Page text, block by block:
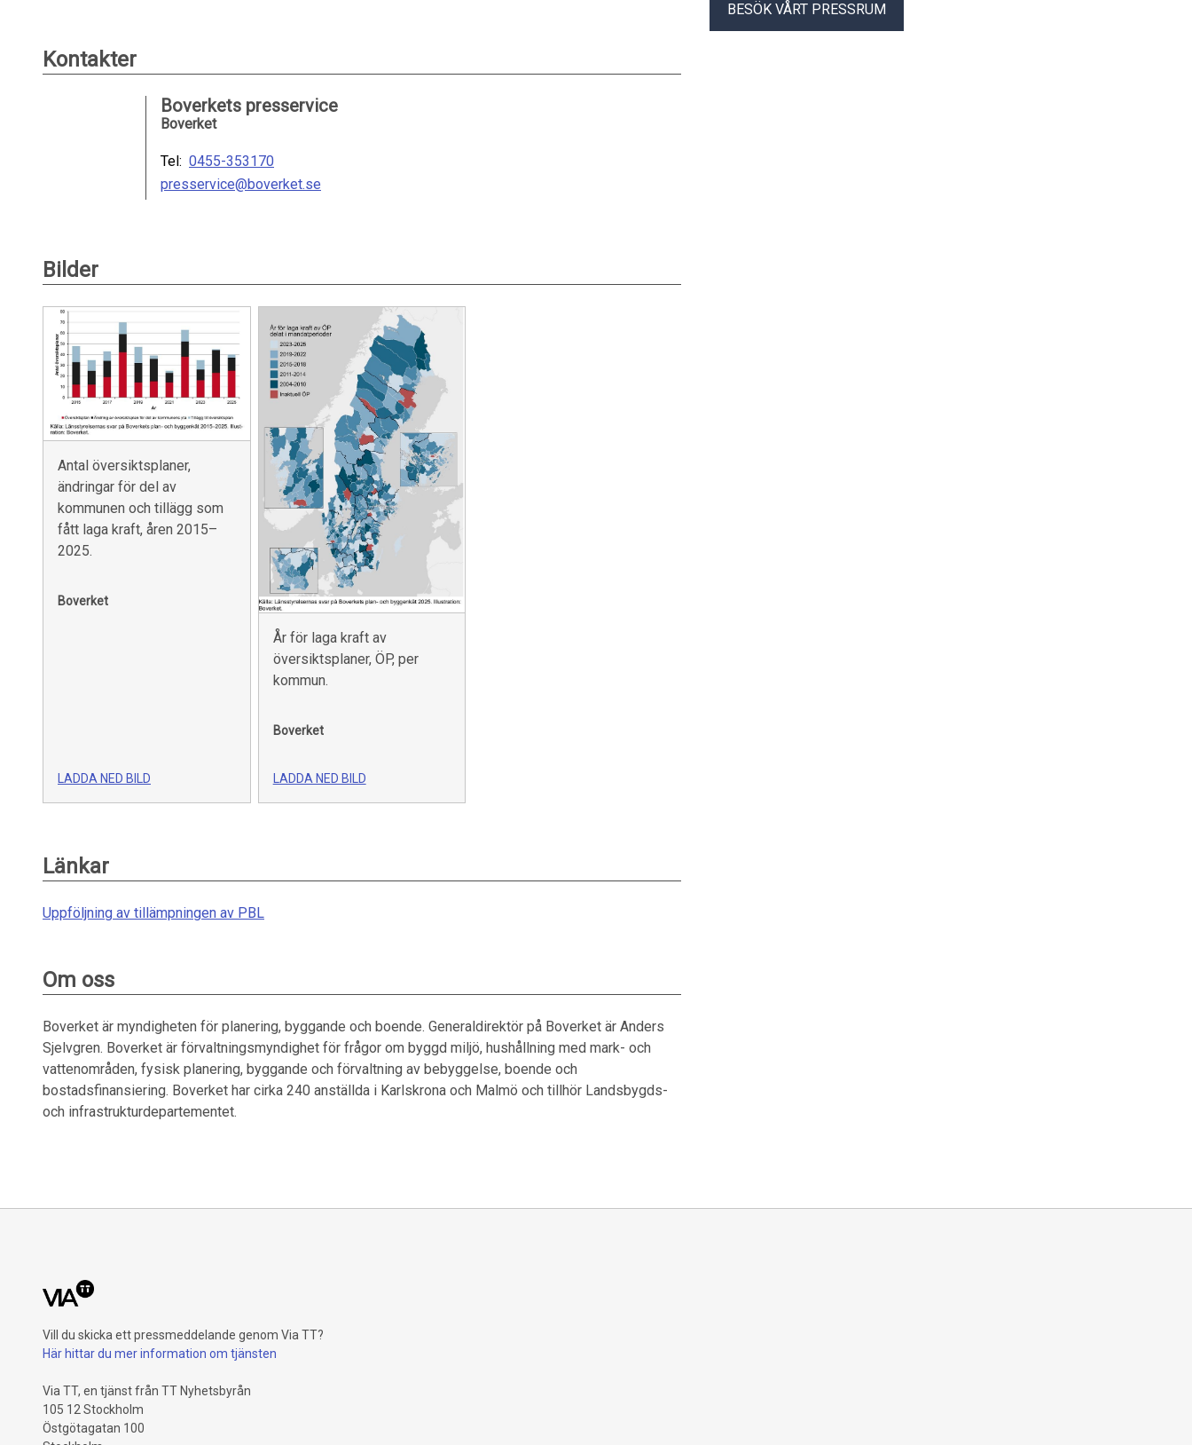
Kontakter
Boverkets presservice
Boverket
Tel: 0455-353170
presservice@boverket.se
Bilder
Antal översiktsplaner,
ändringar för del av
kommunen och tillägg som
fått laga kraft, åren 2015–
2025.
Boverket
LADDA NED BILD
År för laga kraft av
översiktsplaner, ÖP, per
kommun.
Boverket
LADDA NED BILD
Länkar
Uppföljning av tillämpningen av PBL
Om oss
Boverket är myndigheten för planering, byggande och boende. Generaldirektör på Boverket är Anders
Sjelvgren. Boverket är förvaltningsmyndighet för frågor om byggd miljö, hushållning med mark- och
vattenområden, fysisk planering, byggande och förvaltning av bebyggelse, boende och
bostadsfinansiering. Boverket har cirka 240 anställda i Karlskrona och Malmö och tillhör Landsbygds-
och infrastrukturdepartementet.
BESÖK VÅRT PRESSRUM
Vill du skicka ett pressmeddelande genom Via TT?
Här hittar du mer information om tjänsten
Via TT, en tjänst från TT Nyhetsbyrån
105 12 Stockholm
Östgötagatan 100